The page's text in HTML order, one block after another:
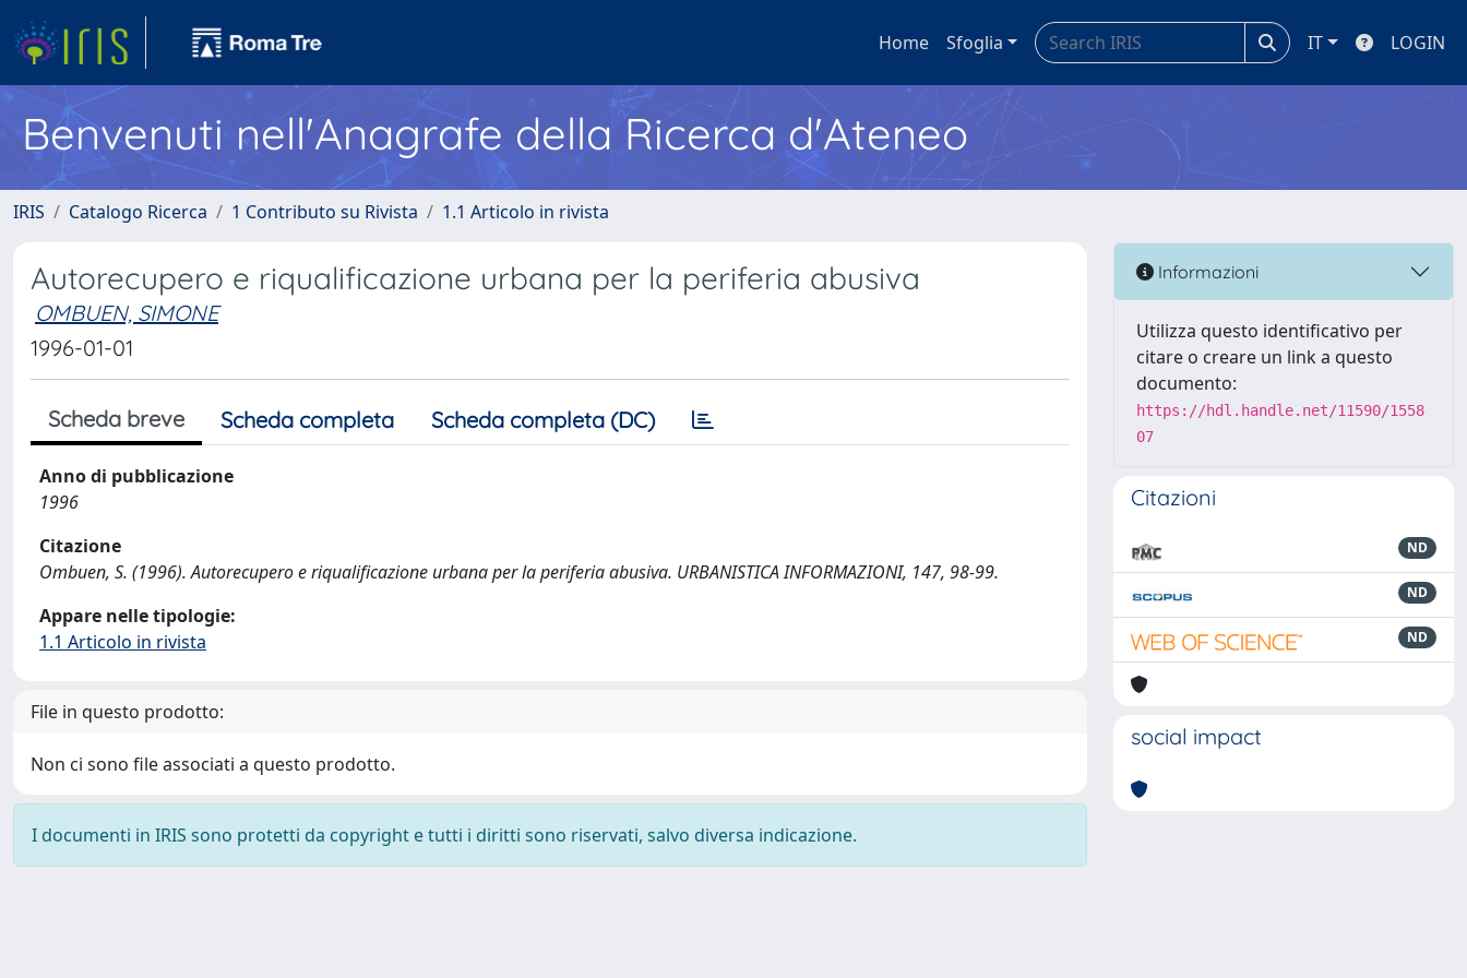
Home Sfoglia IT LOGIN
Benvenuti nell'Anagrafe della Ricerca d'Ateneo
IRIS Catalogo Ricerca 1 Contributo su Rivista 1.1 Articolo in rivista
Autorecupero e riqualificazione urbana per la periferia abusiva
OMBUEN, SIMONE
1996-01-01
Scheda breve Scheda completa Scheda completa (DC)
Anno di pubblicazione
1996
Citazione
Ombuen, S. (1996). Autorecupero e riqualificazione urbana per la periferia abusiva. URBANISTICA INFORMAZIONI, 147, 98-99.
Appare nelle tipologie:
1.1 Articolo in rivista
File in questo prodotto:
Non ci sono file associati a questo prodotto.
I documenti in IRIS sono protetti da copyright e tutti i diritti sono riservati, salvo diversa indicazione.
Informazioni
Utilizza questo identificativo per
citare o creare un link a questo
documento:
https://hdl.handle.net/11590/1558
07
Citazioni
ND
ND
ND
social impact